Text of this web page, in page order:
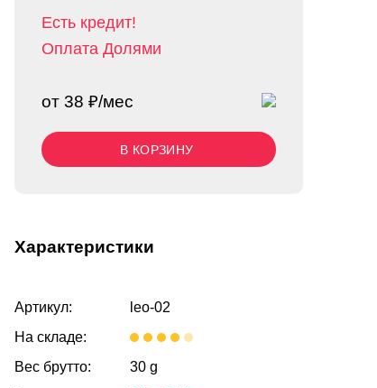
Есть кредит!
Оплата Долями
от 38 ₽/мес
В КОРЗИНУ
Характеристики
Артикул:
leo-02
На складе:
Вес брутто:
30 g